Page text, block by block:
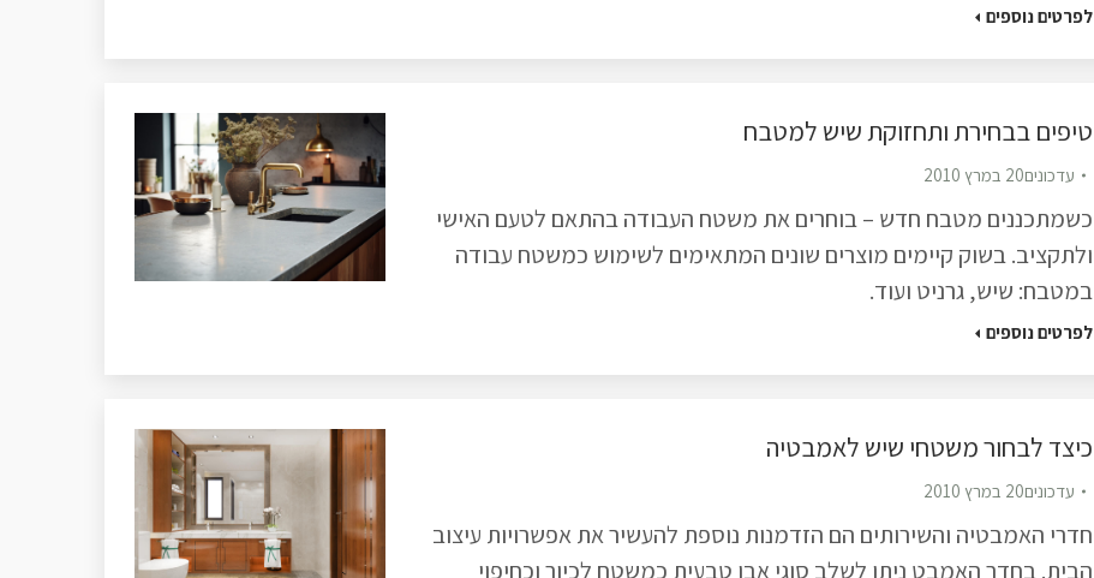
לפרטים נוספים
טיפים בבחירת ותחזוקת שיש למטבח
עדכונים20 במרץ 2010
כשמתכננים מטבח חדש – בוחרים את משטח העבודה בהתאם לטעם האישי
ולתקציב. בשוק קיימים מוצרים שונים המתאימים לשימוש כמשטח עבודה
במטבח: שיש, גרניט ועוד.
לפרטים נוספים
כיצד לבחור משטחי שיש לאמבטיה
עדכונים20 במרץ 2010
חדרי האמבטיה והשירותים הם הזדמנות נוספת להעשיר את אפשרויות עיצוב
הבית. בחדר האמבט ניתן לשלב סוגי אבן טבעית כמשטח לכיור וכחיפוי